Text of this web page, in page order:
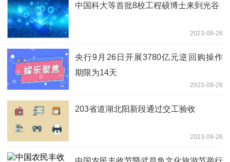
中国科大等首批8校工程硕博士来到光谷
2023-09-26
央行9月26日开展3780亿元逆回购操作
期限为14天
2023-09-26
203省道湖北阳新段通过交工验收
2023-09-26